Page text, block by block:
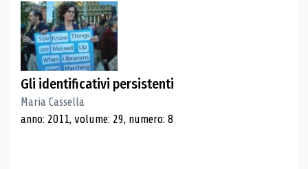
Gli identificativi persistenti
Maria Cassella
anno: 2011, volume: 29, numero: 8